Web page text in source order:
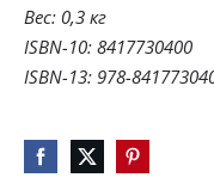
Вес: 0,3 кг
ISBN-10: ‎8417730400
ISBN-13: ‎978-